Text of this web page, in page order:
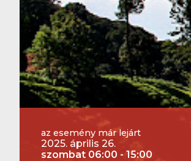
az esemény már lejárt
2025. április 26.
szombat 06:00 - 15:00